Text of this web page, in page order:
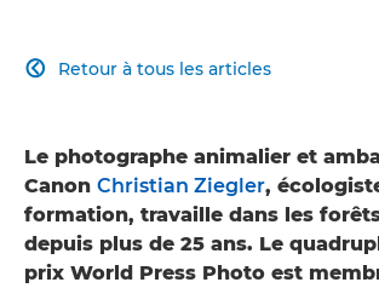
Retour à tous les articles

Le photographe animalier et
Canon Christian Ziegler,
formation, travaille dans les
depuis plus de 25 ans. Le
prix World Press Photo est